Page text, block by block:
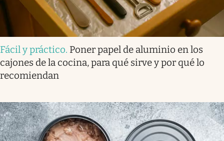
Fácil y práctico. Poner papel de aluminio en los
cajones de la cocina, para qué sirve y por qué lo
recomiendan